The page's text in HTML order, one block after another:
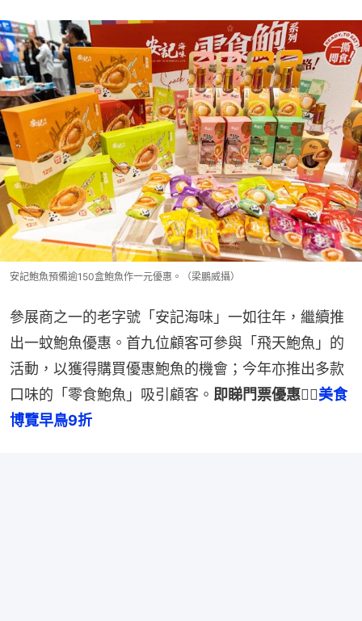
安記鮑魚預備逾150盒鮑魚作一元優惠。（梁鵬威攝）
參展商之一的老字號「安記海味」一如往年，繼續推
出一蚊鮑魚優惠。首九位顧客可參與「飛天鮑魚」的
活動，以獲得購買優惠鮑魚的機會；今年亦推出多款
口味的「零食鮑魚」吸引顧客。 即睇門票優惠👉🏻美食
博覽早鳥9折